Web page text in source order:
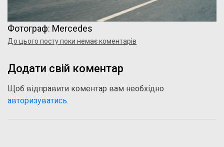
Фотограф: Mercedes
До цього посту поки немає коментарів
Додати свій коментар
Щоб відправити коментар вам необхідно
авторизуватись.